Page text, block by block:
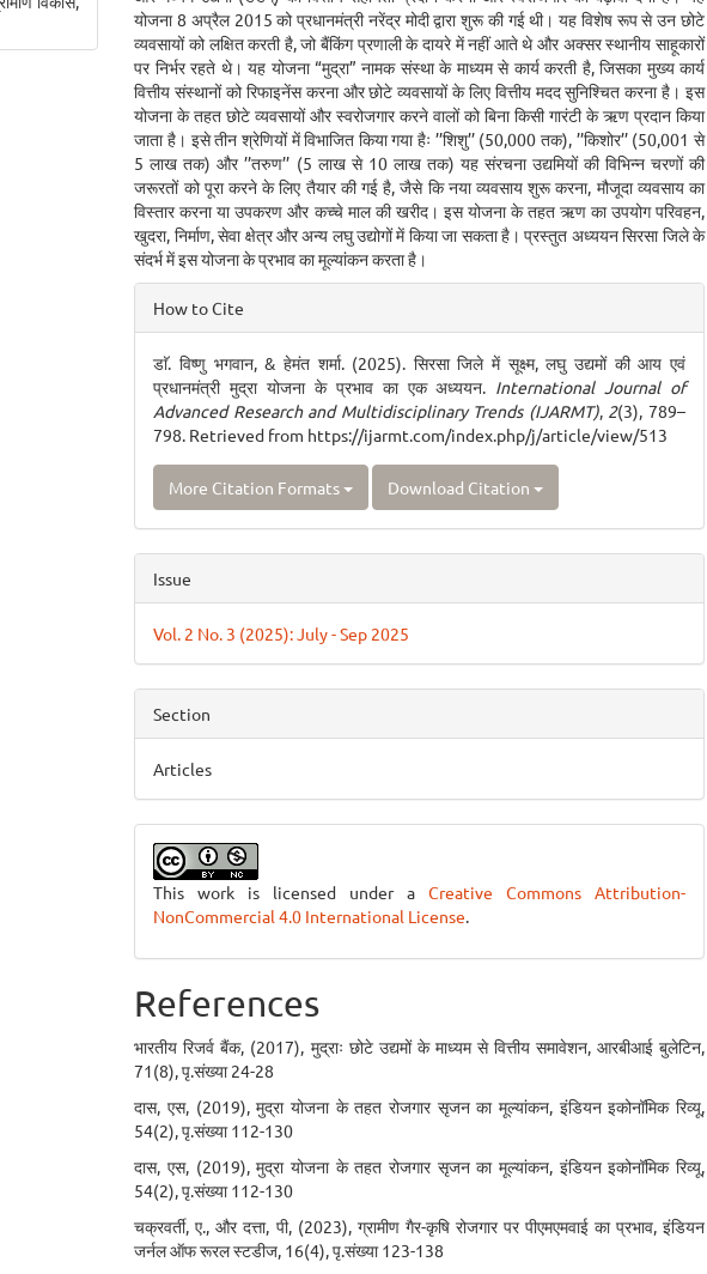
योजना 8 अप्रैल 2015 को प्रधानमंत्री नरेंद्र मोदी द्वारा शुरू की गई थी। यह विशेष रूप से उन छोटे
व्यवसायों को लक्षित करती है, जो बैंकिंग प्रणाली के दायरे में नहीं आते थे और अक्सर स्थानीय साहूकारों
पर निर्भर रहते थे। यह योजना “मुद्रा” नामक संस्था के माध्यम से कार्य करती है, जिसका मुख्य कार्य
वित्तीय संस्थानों को रिफाइनेंस करना और छोटे व्यवसायों के लिए वित्तीय मदद सुनिश्चित करना है। इस
योजना के तहत छोटे व्यवसायों और स्वरोजगार करने वालों को बिना किसी गारंटी के ऋण प्रदान किया
जाता है। इसे तीन श्रेणियों में विभाजित किया गया हैः ’’शिशु’’ (50,000 तक), ’’किशोर’’ (50,001 से
5 लाख तक) और ’’तरुण’’ (5 लाख से 10 लाख तक) यह संरचना उद्यमियों की विभिन्न चरणों की
जरूरतों को पूरा करने के लिए तैयार की गई है, जैसे कि नया व्यवसाय शुरू करना, मौजूदा व्यवसाय का
विस्तार करना या उपकरण और कच्चे माल की खरीद। इस योजना के तहत ऋण का उपयोग परिवहन,
खुदरा, निर्माण, सेवा क्षेत्र और अन्य लघु उद्योगों में किया जा सकता है। प्रस्तुत अध्ययन सिरसा जिले के
संदर्भ में इस योजना के प्रभाव का मूल्यांकन करता है।
Article
Details
How to Cite
डाॅ. विष्णु भगवान, & हेमंत शर्मा. (2025). सिरसा जिले में सूक्ष्म, लघु उद्यमों की आय एवं
प्रधानमंत्री मुद्रा योजना के प्रभाव का एक अध्ययन. International Journal of
Advanced Research and Multidisciplinary Trends (IJARMT), 2(3), 789–
798. Retrieved from https://ijarmt.com/index.php/j/article/view/513
More Citation Formats Download Citation
Issue
Vol. 2 No. 3 (2025): July - Sep 2025
Section
Articles
This work is licensed under aCreative Commons Attribution-
NonCommercial 4.0 International License.
References
भारतीय रिजर्व बैंक, (2017), मुद्राः छोटे उद्यमों के माध्यम से वित्तीय समावेशन, आरबीआई बुलेटिन,
71(8), पृ.संख्या 24-28
दास, एस, (2019), मुद्रा योजना के तहत रोजगार सृजन का मूल्यांकन, इंडियन इकोनॉमिक रिव्यू,
54(2), पृ.संख्या 112-130
दास, एस, (2019), मुद्रा योजना के तहत रोजगार सृजन का मूल्यांकन, इंडियन इकोनॉमिक रिव्यू,
54(2), पृ.संख्या 112-130
चक्रवर्ती, ए., और दत्ता, पी, (2023), ग्रामीण गैर-कृषि रोजगार पर पीएमएमवाई का प्रभाव, इंडियन
जर्नल ऑफ रूरल स्टडीज, 16(4), पृ.संख्या 123-138